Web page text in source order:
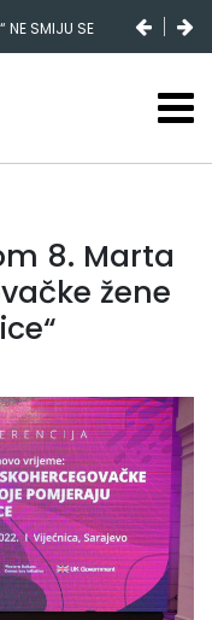
NE SMIJU SE
8. Marta
žene